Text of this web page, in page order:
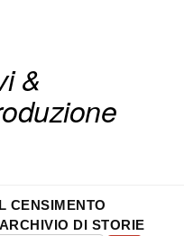
&
CENSIMENTO
ARCHIVIO DI STORIE